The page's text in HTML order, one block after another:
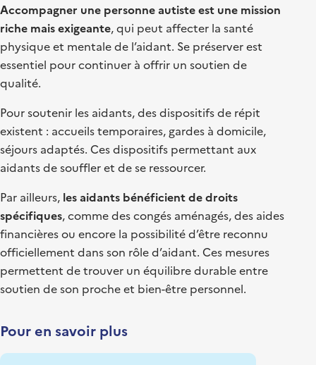
Accompagner une personne autiste est une mission
riche mais exigeante, qui peut affecter la santé
physique et mentale de l’aidant. Se préserver est
essentiel pour continuer à offrir un soutien de
qualité.
Pour soutenir les aidants, des dispositifs de répit
existent : accueils temporaires, gardes à domicile,
séjours adaptés. Ces dispositifs permettant aux
aidants de souffler et de se ressourcer.
Par ailleurs, les aidants bénéficient de droits
spécifiques, comme des congés aménagés, des aides
financières ou encore la possibilité d’être reconnu
officiellement dans son rôle d’aidant. Ces mesures
permettent de trouver un équilibre durable entre
soutien de son proche et bien-être personnel.
Pour en savoir plus